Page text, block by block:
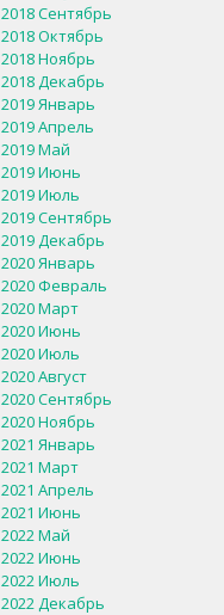
2018 Сентябрь
2018 Октябрь
2018 Ноябрь
2018 Декабрь
2019 Январь
2019 Апрель
2019 Май
2019 Июнь
2019 Июль
2019 Сентябрь
2019 Декабрь
2020 Январь
2020 Февраль
2020 Март
2020 Июнь
2020 Июль
2020 Август
2020 Сентябрь
2020 Ноябрь
2021 Январь
2021 Март
2021 Апрель
2021 Июнь
2022 Май
2022 Июнь
2022 Июль
2022 Декабрь